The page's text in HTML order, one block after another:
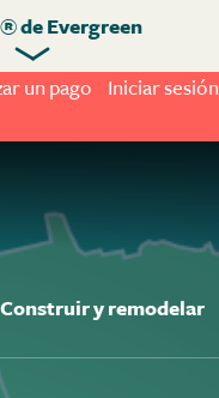
un pago Iniciar sesión
de Evergreen
Construir y remodelar